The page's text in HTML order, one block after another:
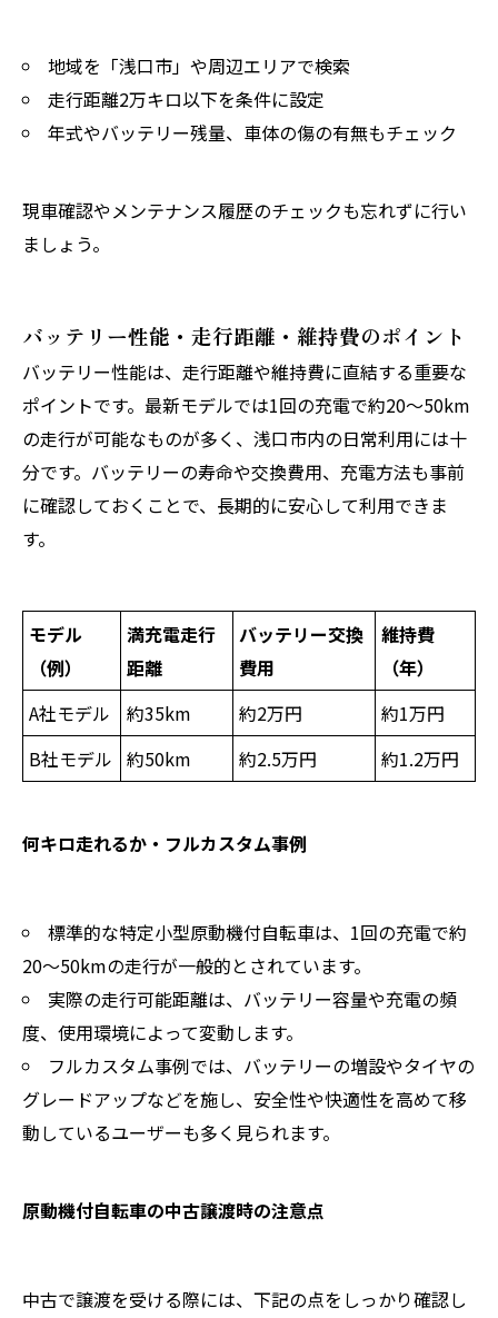
地域を「浅口市」や周辺エリアで検索
走行距離2万キロ以下を条件に設定
年式やバッテリー残量、車体の傷の有無もチェック
現車確認やメンテナンス履歴のチェックも忘れずに行い
ましょう。
バッテリー性能・走行距離・維持費のポイント
バッテリー性能は、走行距離や維持費に直結する重要な
ポイントです。最新モデルでは1回の充電で約20〜50km
の走行が可能なものが多く、浅口市内の日常利用には十
分です。バッテリーの寿命や交換費用、充電方法も事前
に確認しておくことで、長期的に安心して利用できま
す。
モデル
（例）
満充電走行
距離
バッテリー交換
費用
維持費
（年）
A社モデル
約35km 約2万円
約1万円
B社モデル 約50km 約2.5万円 約1.2万円
何キロ走れるか・フルカスタム事例
標準的な特定小型原動機付自転車は、1回の充電で約
20〜50kmの走行が一般的とされています。
実際の走行可能距離は、バッテリー容量や充電の頻
度、使用環境によって変動します。
フルカスタム事例では、バッテリーの増設やタイヤの
グレードアップなどを施し、安全性や快適性を高めて移
動しているユーザーも多く見られます。
原動機付自転車の中古譲渡時の注意点
中古で譲渡を受ける際には、下記の点をしっかり確認し